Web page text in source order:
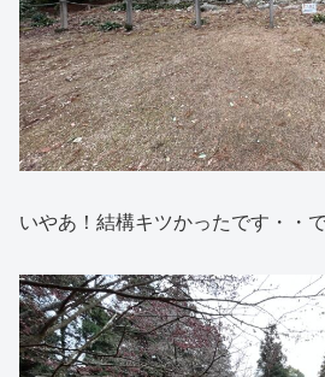
いやあ！結構キツかったです・・